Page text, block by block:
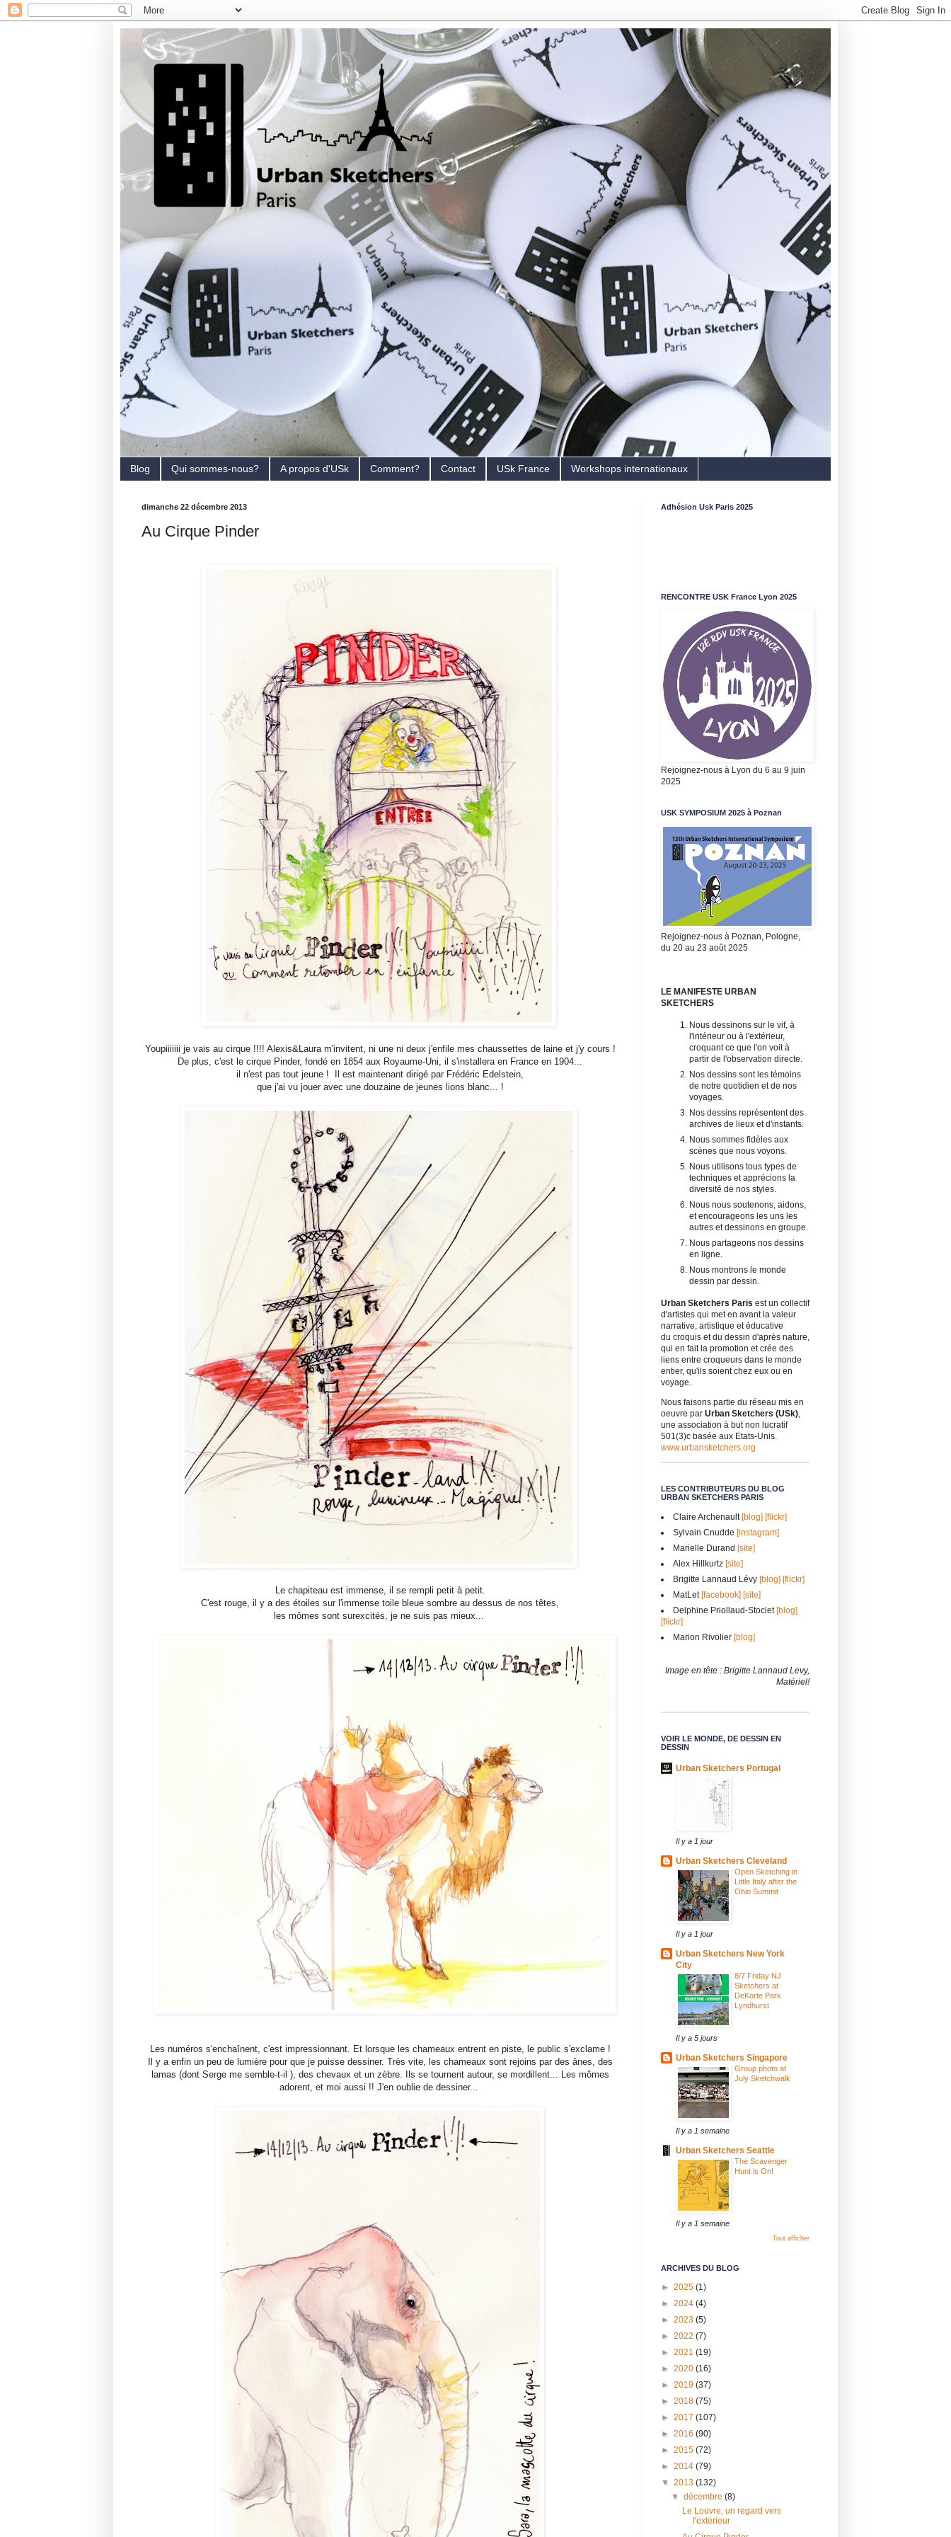
Blog Qui sommes-nous? A propos d'USk Comment? Contact USk France Workshops internationaux
dimanche 22 décembre 2013
Au Cirque Pinder
Youpiiiiiii je vais au cirque !!!! Alexis&Laura m'invitent, ni une ni deux j'enfile mes chaussettes de laine et j'y cours !
De plus, c'est le cirque Pinder, fondé en 1854 aux Royaume-Uni, il s'installera en France en 1904...
il n'est pas tout jeune ! Il est maintenant dirigé par Frédéric Edelstein,
que j'ai vu jouer avec une douzaine de jeunes lions blanc... !
Le chapiteau est immense, il se rempli petit à petit.
C'est rouge, il y a des étoiles sur l'immense toile bleue sombre au dessus de nos têtes,
les mômes sont surexcités, je ne suis pas mieux...
Les numéros s'enchaînent, c'est impressionnant. Et lorsque les chameaux entrent en piste, le public s'exclame !
Il y a enfin un peu de lumière pour que je puisse dessiner. Très vite, les chameaux sont rejoins par des ânes, des
lamas (dont Serge me semble-t-il ), des chevaux et un zèbre. Ils se tournent autour, se mordillent... Les mômes
adorent, et moi aussi !! J'en oublie de dessiner...
Adhésion Usk Paris 2025
RENCONTRE USK France Lyon 2025
Rejoignez-nous à Lyon du 6 au 9 juin
2025
USK SYMPOSIUM 2025 à Poznan
Rejoignez-nous à Poznan, Pologne,
du 20 au 23 août 2025
LE MANIFESTE URBAN
SKETCHERS
Nous dessinons sur le vif, à
l'intérieur ou à l'extérieur,
croquant ce que l'on voit à
partir de l'observation directe.
Nos dessins sont les témoins
de notre quotidien et de nos
voyages.
Nos dessins représentent des
archives de lieux et d'instants.
Nous sommes fidèles aux
scènes que nous voyons.
Nous utilisons tous types de
techniques et apprécions la
diversité de nos styles.
Nous nous soutenons, aidons,
et encourageons les uns les
autres et dessinons en groupe.
Nous partageons nos dessins
en ligne.
Nous montrons le monde
dessin par dessin.
Urban Sketchers Paris est un collectif
d'artistes qui met en avant la valeur
narrative, artistique et éducative
du croquis et du dessin d'après nature,
qui en fait la promotion et crée des
liens entre croqueurs dans le monde
entier, qu'ils soient chez eux ou en
voyage.
Nous faisons partie du réseau mis en
oeuvre par Urban Sketchers (USk)
une association à but non lucratif
501(3)c basée aux Etats-Unis.
www.urbansketchers.org
LES CONTRIBUTEURS DU BLOG
URBAN SKETCHERS PARIS
Claire Archenault[blog] [flickr]
Sylvain Cnudde [instagram]
Marielle Durand [site]
Alex Hillkurtz [site]
Brigitte Lannaud Lévy [blog] [flickr]
MatLet[facebook] [site]
Delphine Priollaud-Stoclet[blog]
[flickr]
Marion Rivolier [blog]
Image en tête : Brigitte Lannaud Levy,
Matériel!
VOIR LE MONDE, DE DESSIN EN
DESSIN
Urban Sketchers Portugal
Il y a 1 jour
Urban Sketchers Cleveland
Open Sketching in
Little Italy after the
Ohio Summit
Il y a 1 jour
Urban Sketchers New York
City
8/7 Friday NJ
Sketchers at
DeKorte Park
Lyndhurst
Il y a 5 jours
Urban Sketchers Singapore
Group photo at
July Sketchwalk
Il y a 1 semaine
Urban Sketchers Seattle
The Scavenger
Hunt is On!
Il y a 1 semaine
Tout afficher
ARCHIVES DU BLOG
► 2025 (1)
► 2024 (4)
► 2023 (5)
► 2022 (7)
► 2021 (19)
► 2020 (16)
► 2019 (37)
► 2018 (75)
► 2017 (107)
► 2016 (90)
► 2015 (72)
► 2014 (79)
▼ 2013 (132)
▼décembre(8)
Le Louvre, un regard vers
l'extérieur